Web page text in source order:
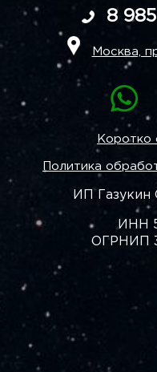
8
Москва,
Коротко
Политика
ИП Газукин
ИНН
ОГРНИП